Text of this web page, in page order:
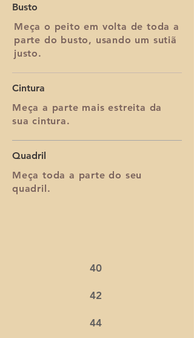
Busto
Meça o peito em volta de toda a
parte do busto, usando um sutiã
justo.
Cintura
Meça a parte mais estreita da
sua cintura.
Quadril
Meça toda a parte do seu
quadril.
40
42
44